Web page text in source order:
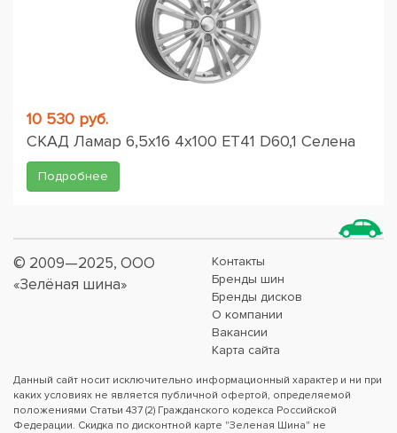
10 530 руб.
СКАД Ламар 6,5x16 4x100 ET41 D60,1 Селена
Подробнее
© 2009—2025, ООО
«Зелёная шина»
Контакты
Бренды шин
Бренды дисков
О компании
Вакансии
Карта сайта
Данный сайт носит исключительно информационный характер и ни при
каких условиях не является публичной офертой, определяемой
положениями Статьи 437 (2) Гражданского кодекса Российской
Федерации. Скидка по дисконтной карте "Зеленая Шина" не